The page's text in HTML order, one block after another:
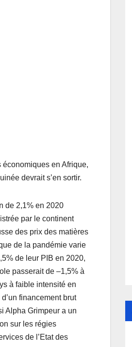
en Afrique,
devrait s’en sortir.
de 2,1% en 2020
par le continent
des prix des matières
de la pandémie varie
de leur PIB en 2020,
passerait de –1,5% à
à faible intensité en
financement brut
Alpha Grimpeur a un
sur les régies
de l’Etat des